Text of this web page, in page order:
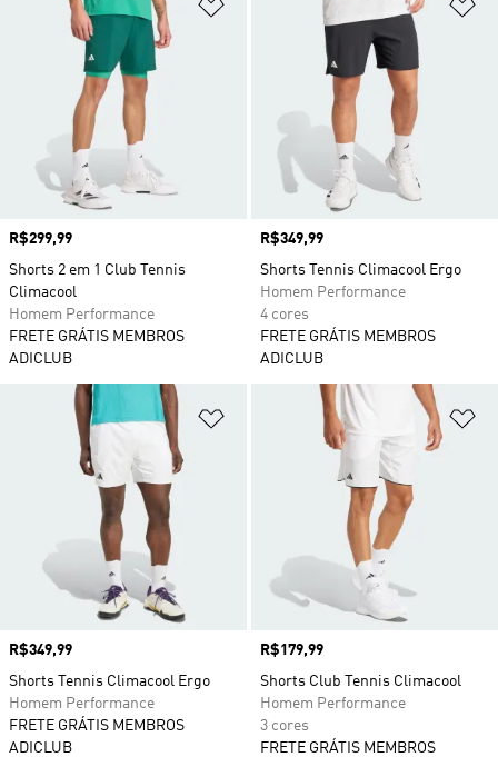
Preço
R$299,99
Shorts 2 em 1 Club Tennis
Climacool
Homem Performance
FRETE GRÁTIS MEMBROS
ADICLUB
Preço
R$349,99
Shorts Tennis Climacool Ergo
Homem Performance
4 cores
FRETE GRÁTIS MEMBROS
ADICLUB
Adicionar à Lista de Desejos
Preço
R$349,99
Shorts Tennis Climacool Ergo
Homem Performance
FRETE GRÁTIS MEMBROS
ADICLUB
Preço
R$179,99
Shorts Club Tennis Climacool
Homem Performance
3 cores
FRETE GRÁTIS MEMBROS